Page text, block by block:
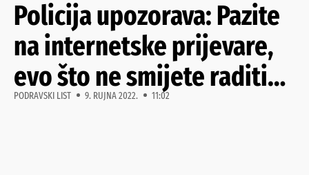
Policija upozorava: Pazite
na internetske prijevare,
evo što ne smijete raditi…
PODRAVSKI LIST 9. RUJNA 2022. 11:02